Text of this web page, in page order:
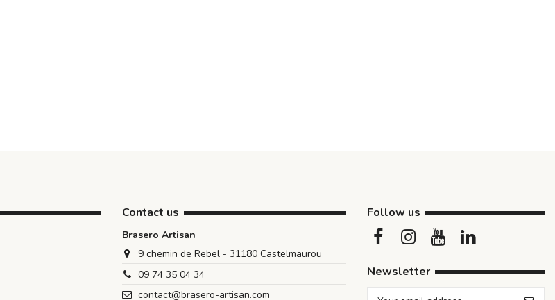
Contact us
Brasero Artisan
9 chemin de Rebel - 31180 Castelmaurou
09 74 35 04 34
contact@brasero-artisan.com
Follow us
Newsletter